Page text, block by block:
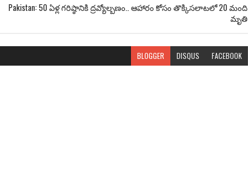
Pakistan: 50 ఏళ్ల గరిష్ఠానికి ద్రవ్యోల్బణం.. ఆహారం కోసం తొక్కిసలాటలో 20 మంది
మృతి
BLOGGER DISQUS FACEBOOK